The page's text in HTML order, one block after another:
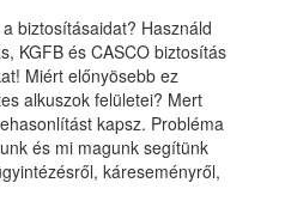
biztosításaidat? Használd
KGFB és CASCO biztosítás
Miért előnyösebb ez
alkuszok felületei? Mert
kapsz. Probléma
és mi magunk segítünk
káreseményről,